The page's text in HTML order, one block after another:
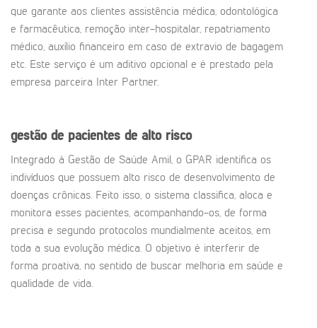
que garante aos clientes assistência médica, odontológica
e farmacêutica, remoção inter-hospitalar, repatriamento
médico, auxílio financeiro em caso de extravio de bagagem
etc. Este serviço é um aditivo opcional e é prestado pela
empresa parceira Inter Partner.
gestão de pacientes de alto risco
Integrado à Gestão de Saúde Amil, o GPAR identifica os
indivíduos que possuem alto risco de desenvolvimento de
doenças crônicas. Feito isso, o sistema classifica, aloca e
monitora esses pacientes, acompanhando-os, de forma
precisa e segundo protocolos mundialmente aceitos, em
toda a sua evolução médica. O objetivo é interferir de
forma proativa, no sentido de buscar melhoria em saúde e
qualidade de vida.